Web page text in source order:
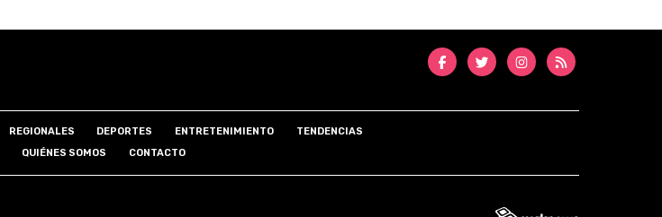
REGIONALES DEPORTES ENTRETENIMIENTO
TENDENCIAS
QUIÉNES SOMOS CONTACTO